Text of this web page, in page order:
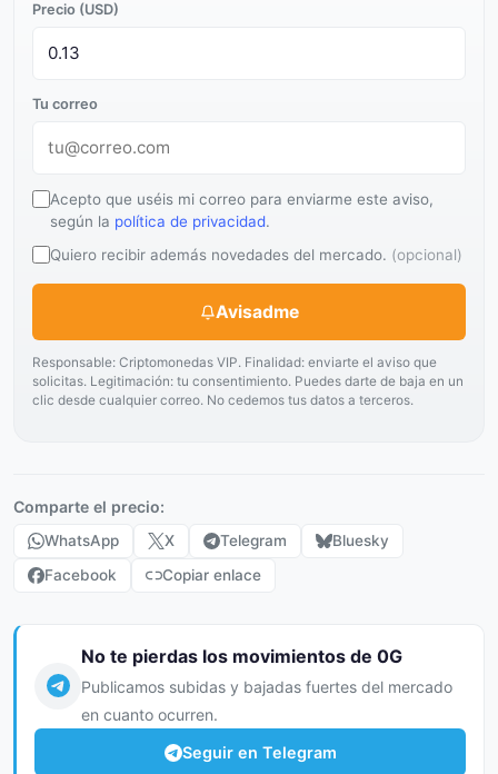
Precio (USD)
Tu correo
Acepto que uséis mi correo para enviarme este aviso,
según la política de privacidad.
Quiero recibir además novedades del mercado. (opcional)
Avisadme
Responsable: Criptomonedas VIP. Finalidad: enviarte el aviso que
solicitas. Legitimación: tu consentimiento. Puedes darte de baja en un
clic desde cualquier correo. No cedemos tus datos a terceros.
Comparte el precio:
WhatsApp X Telegram
Bluesky
Facebook
Copiar enlace
No te pierdas los movimientos de 0G
Publicamos subidas y bajadas fuertes del mercado
en cuanto ocurren.
Seguir en Telegram